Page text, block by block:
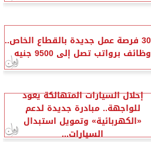
3070 فرصة عمل جديدة بالقطاع الخاص..
وظائف برواتب تصل إلى 9500 جنيه
إحلال السيارات المتهالكة يعود
للواجهة.. مبادرة جديدة لدعم
«الكهربائية» وتمويل استبدال
السيارات...